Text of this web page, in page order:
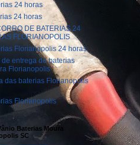
24 horas
24 horas
DE BATERIAS 24
FLORIANOPOLIS
Florianopolis 24 horas
de entrega de baterias
Florianopolis
das baterias Florianopolis
Florianopolis
Baterias Moura
SC